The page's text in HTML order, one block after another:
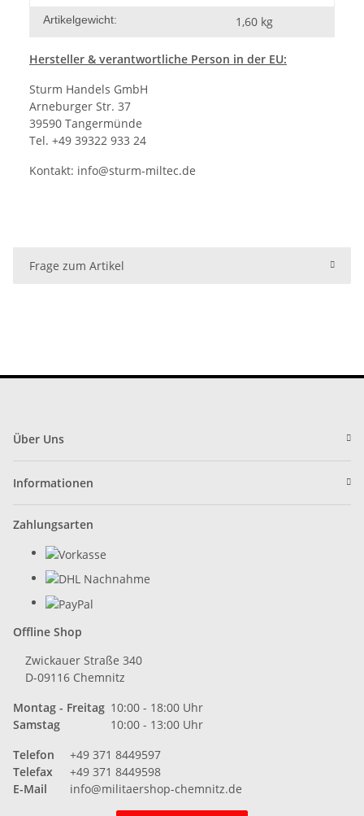
Artikelgewicht: 1,60 kg
Hersteller & verantwortliche Person in der EU:
Sturm Handels GmbH
Arneburger Str. 37
39590 Tangermünde
Tel. +49 39322 933 24
Kontakt: info@sturm-miltec.de
Frage zum Artikel
Über Uns
Informationen
Zahlungsarten
Offline Shop
Zwickauer Straße 340
D-09116 Chemnitz
Montag - Freitag 10:00 - 18:00 Uhr
Samstag
10:00 - 13:00 Uhr
Telefon
+49 371 8449597
Telefax
+49 371 8449598
E-Mail
info@militaershop-chemnitz.de